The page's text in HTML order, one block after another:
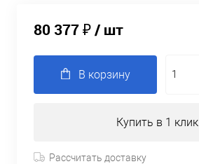
80 377 ₽/ шт
В корзину
Купить в 1 клик
Рассчитать доставку